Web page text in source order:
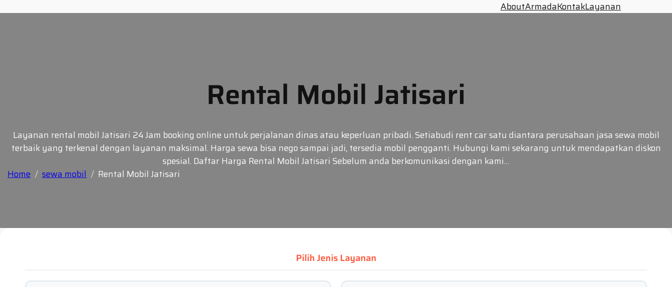
AboutArmadaKontakLayanan
Rental Mobil Jatisari
Layanan rental mobil Jatisari 24 Jam booking online untuk perjalanan dinas atau keperluan pribadi. Setiabudi rent car satu diantara perusahaan jasa sewa mobil
terbaik yang terkenal dengan layanan maksimal. Harga sewa bisa nego sampai jadi, tersedia mobil pengganti. Hubungi kami sekarang untuk mendapatkan diskon
spesial. Daftar Harga Rental Mobil Jatisari Sebelum anda berkomunikasi dengan kami…
Home
sewa mobil Rental Mobil Jatisari
Pilih Jenis Layanan